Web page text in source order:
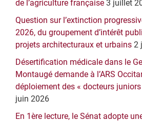
de l’agriculture française 3 juillet
Question sur l’extinction
2026, du groupement d’intérêt
projets architecturaux et urbains 2
Désertification médicale dans le
Montaugé demande à l’ARS
déploiement des « docteurs
juin 2026
En 1ère lecture, le Sénat adopte